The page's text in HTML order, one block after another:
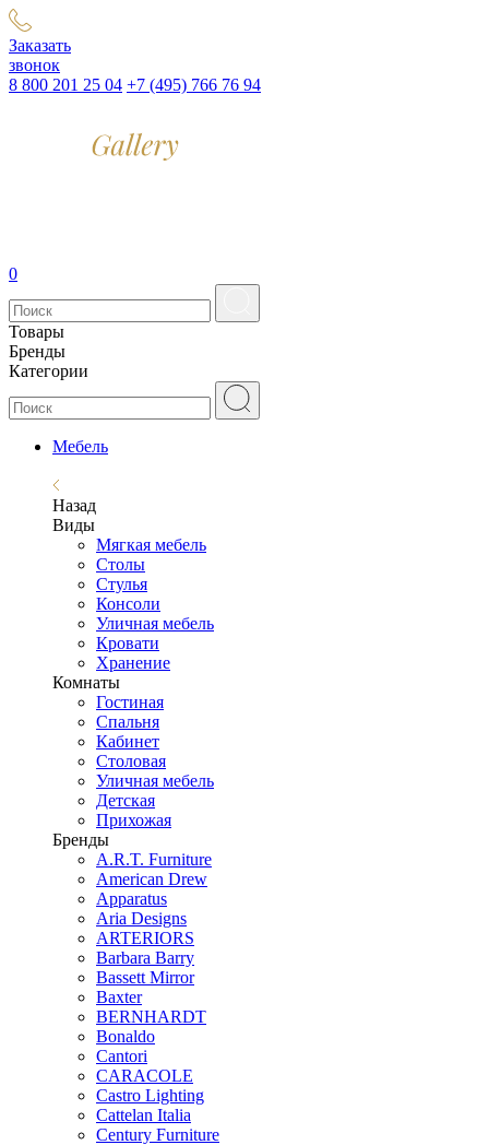
Заказать
звонок
8 800 201 25 04 +7 (495) 766 76 94
0
Товары
Бренды
Категории
Мебель
Назад
Виды
Мягкая мебель
Столы
Стулья
Консоли
Уличная мебель
Кровати
Хранение
Комнаты
Гостиная
Спальня
Кабинет
Столовая
Уличная мебель
Детская
Прихожая
Бренды
A.R.T. Furniture
American Drew
Apparatus
Aria Designs
ARTERIORS
Barbara Barry
Bassett Mirror
Baxter
BERNHARDT
Bonaldo
Cantori
CARACOLE
Castro Lighting
Cattelan Italia
Century Furniture